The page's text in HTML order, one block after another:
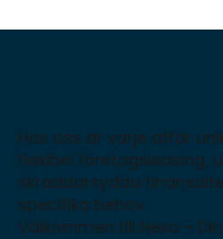
Hos oss är varje affär
flexibel företagsleasing,
skräddarsydda
specifika behov.
Välkommen till Nexa –